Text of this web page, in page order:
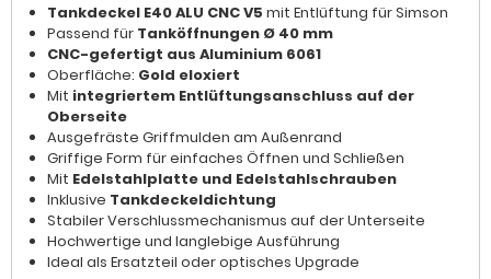
Tankdeckel E40 ALU CNC V5 mit Entlüftung für Simson
Passend für Tanköffnungen Ø 40 mm
CNC-gefertigt aus Aluminium 6061
Oberfläche: Gold eloxiert
Mit integriertem Entlüftungsanschluss auf der
Oberseite
Ausgefräste Griffmulden am Außenrand
Griffige Form für einfaches Öffnen und Schließen
Mit Edelstahlplatte und Edelstahlschrauben
Inklusive Tankdeckeldichtung
Stabiler Verschlussmechanismus auf der Unterseite
Hochwertige und langlebige Ausführung
Ideal als Ersatzteil oder optisches Upgrade